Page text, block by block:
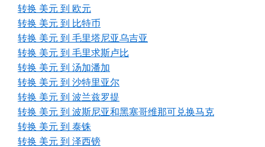
转换 美元 到 欧元
转换 美元 到 比特币
转换 美元 到 毛里塔尼亚乌吉亚
转换 美元 到 毛里求斯卢比
转换 美元 到 汤加潘加
转换 美元 到 沙特里亚尔
转换 美元 到 波兰兹罗提
转换 美元 到 波斯尼亚和黑塞哥维那可兑换马克
转换 美元 到 泰铢
转换 美元 到 泽西镑